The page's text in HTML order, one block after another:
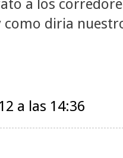
a los
como diria
a las 14:36